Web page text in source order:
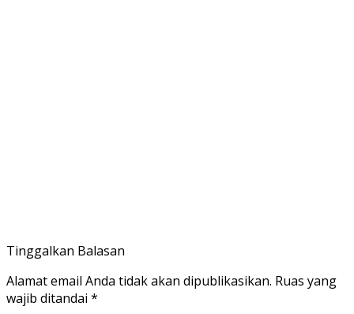
Tinggalkan Balasan
Alamat email Anda tidak akan dipublikasikan. Ruas yang
wajib ditandai *